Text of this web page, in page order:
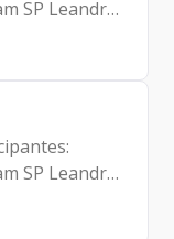
SP Leandro
–
Leonardo
SP Leandro
–
Leonardo